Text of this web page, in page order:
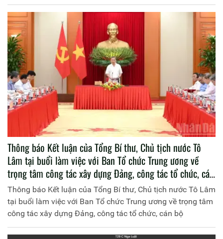
Thông báo Kết luận của Tổng Bí thư, Chủ tịch nước Tô
Lâm tại buổi làm việc với Ban Tổ chức Trung ương về
trọng tâm công tác xây dựng Đảng, công tác tổ chức, cán
bộ
Thông báo Kết luận của Tổng Bí thư, Chủ tịch nước Tô Lâm
tại buổi làm việc với Ban Tổ chức Trung ương về trọng tâm
công tác xây dựng Đảng, công tác tổ chức, cán bộ